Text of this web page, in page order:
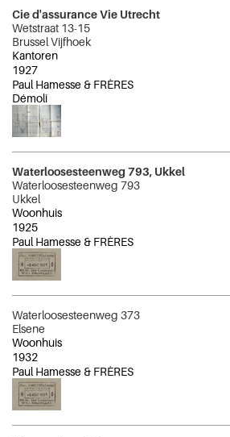
Cie d'assurance Vie Utrecht
Wetstraat 13-15
Brussel Vijfhoek
Kantoren
1927
Paul Hamesse & FRÈRES
Démoli
Waterloosesteenweg 793, Ukkel
Waterloosesteenweg 793
Ukkel
Woonhuis
1925
Paul Hamesse & FRÈRES
Waterloosesteenweg 373
Elsene
Woonhuis
1932
Paul Hamesse & FRÈRES